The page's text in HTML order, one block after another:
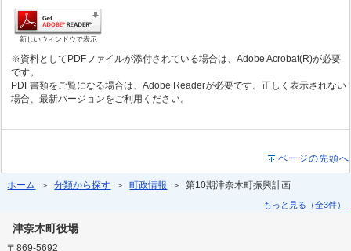
新しいウィンドウで表示
※資料としてPDFファイルが添付されている場合は、Adobe Acrobat(R)が必要
です。
PDF書類をご覧になる場合は、Adobe Readerが必要です。正しく表示されない
場合、最新バージョンをご利用ください。
ページの先頭へ
ホーム ＞分類から探す ＞町政情報 ＞ 第10期津奈木町振興計画
もっと見る（全3件）
津奈木町役場
〒869-5692